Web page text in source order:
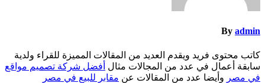
By admin
كاتب محتوى فريد ويقدم العديد من المقالات المميزة للقراء ولدية
سابقة أعمال في عدد من المجالات مثال أفضل شركة تصميم مواقع
في مصر وأيضا عدد من المقالات عن مقابر للبيع في مصر